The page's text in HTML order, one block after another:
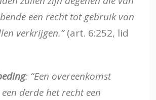
een recht tot gebruik van
verkrijgen.”(art. 6:252, lid
: “Een overeenkomst
derde het recht een